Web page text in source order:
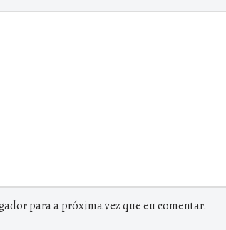
para a próxima vez que eu comentar.